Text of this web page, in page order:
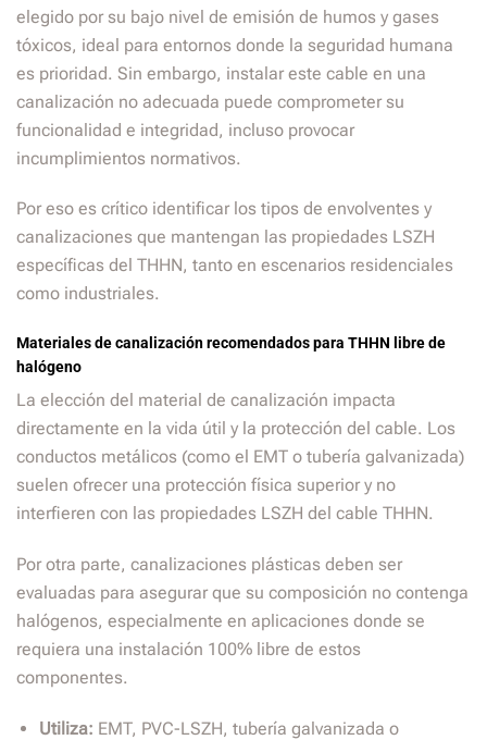
elegido por su bajo nivel de emisión de humos y gases
tóxicos, ideal para entornos donde la seguridad humana
es prioridad. Sin embargo, instalar este cable en una
canalización no adecuada puede comprometer su
funcionalidad e integridad, incluso provocar
incumplimientos normativos.
Por eso es crítico identificar los tipos de envolventes y
canalizaciones que mantengan las propiedades LSZH
específicas del THHN, tanto en escenarios residenciales
como industriales.
Materiales de canalización recomendados para THHN libre de
halógeno
La elección del material de canalización impacta
directamente en la vida útil y la protección del cable. Los
conductos metálicos (como el EMT o tubería galvanizada)
suelen ofrecer una protección física superior y no
interfieren con las propiedades LSZH del cable THHN.
Por otra parte, canalizaciones plásticas deben ser
evaluadas para asegurar que su composición no contenga
halógenos, especialmente en aplicaciones donde se
requiera una instalación 100% libre de estos
componentes.
Utiliza: EMT, PVC-LSZH, tubería galvanizada o